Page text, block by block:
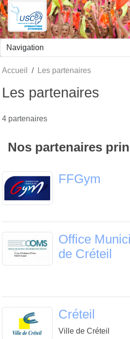
Accueil Les partenaires
Les partenaires
4 partenaires
Nos partenaires
FFGym
Office
de Créteil
Créteil
Ville de Créteil
Panneau de gestion des cookies